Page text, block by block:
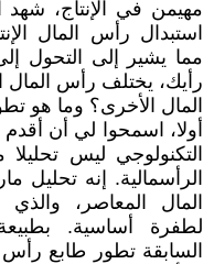
مهيمن في الإنتاج، شهد
استبدال رأس المال
مما يشير إلى التحول
رأيك، يختلف رأس
المال الأخرى؟ وما هو
أولا، اسمحوا لي أن
التكنولوجي ليس
الرأسمالية. إنه
المال المعاصر،
لطفرة أساسية.
السابقة تطور طابع